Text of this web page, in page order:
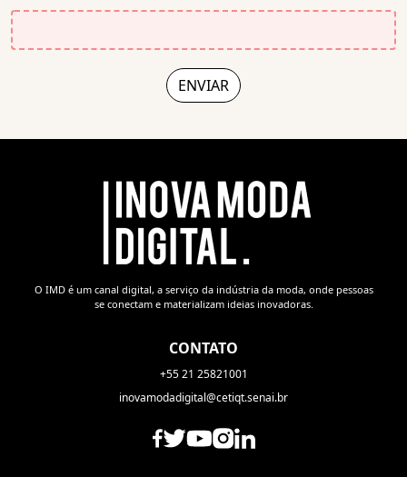
O IMD é um canal digital, a serviço da indústria da moda, onde pessoas
se conectam e materializam ideias inovadoras.
CONTATO
+55 21 25821001
inovamodadigital@cetiqt.senai.br